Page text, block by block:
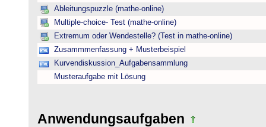
Ableitungspuzzle (mathe-online)
Multiple-choice- Test (mathe-online)
Extremum oder Wendestelle? (Test in mathe-online)
Zusammmenfassung + Musterbeispiel
Kurvendiskussion_Aufgabensammlung
Musteraufgabe mit Lösung
Anwendungsaufgaben